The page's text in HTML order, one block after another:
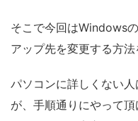
そこで今回はWindows
アップ先を変更する方法
パソコンに詳しくない
が、手順通りにやって